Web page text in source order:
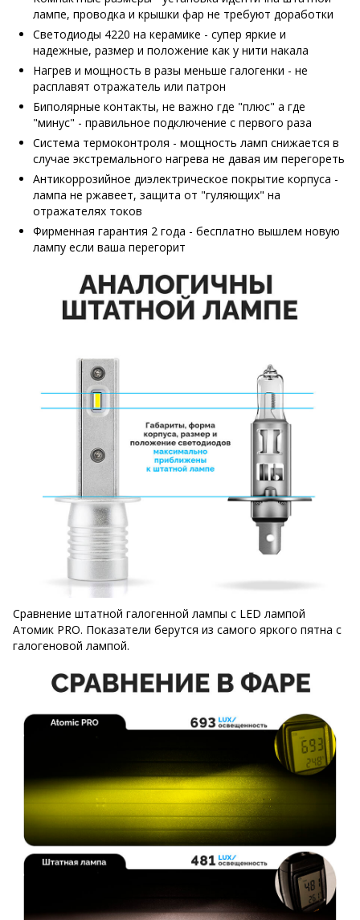
лампе, проводка и крышки фар не требуют доработки
Светодиоды 4220 на керамике - супер яркие и
надежные, размер и положение как у нити накала
Нагрев и мощность в разы меньше галогенки - не
расплавят отражатель или патрон
Биполярные контакты, не важно где "плюс" а где
"минус" - правильное подключение с первого раза
Система термоконтроля - мощность ламп снижается в
случае экстремального нагрева не давая им перегореть
Антикоррозийное диэлектрическое покрытие корпуса -
лампа не ржавеет, защита от "гуляющих" на
отражателях токов
Фирменная гарантия 2 года - бесплатно вышлем новую
лампу если ваша перегорит
Сравнение штатной галогенной лампы с LED лампой
Атомик PRO. Показатели берутся из самого яркого пятна с
галогеновой лампой.